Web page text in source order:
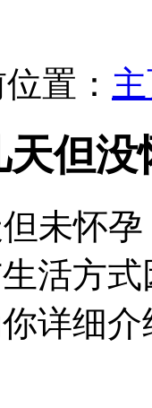
置：
天但
未怀
活方
详细介